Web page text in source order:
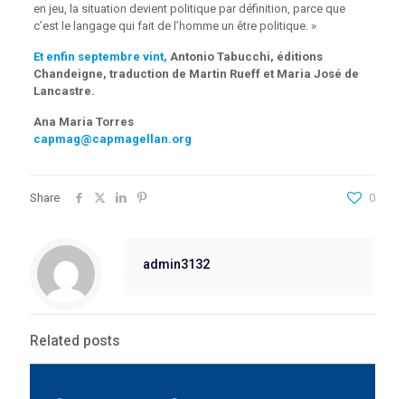
en jeu, la situation devient politique par définition, parce que
c’est le langage qui fait de l’homme un être politique. »
Et enfin septembre vint, Antonio Tabucchi, éditions
Chandeigne, traduction de Martin Rueff et Maria José de
Lancastre.
Ana Maria Torres
capmag@capmagellan.org
Share 0
admin3132
Related posts